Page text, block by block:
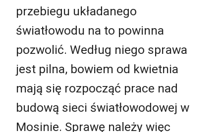
przebiegu układanego
światłowodu na to powinna
pozwolić. Według niego sprawa
jest pilna, bowiem od kwietnia
mają się rozpocząć prace nad
budową sieci światłowodowej w
Mosinie. Sprawę należy więc